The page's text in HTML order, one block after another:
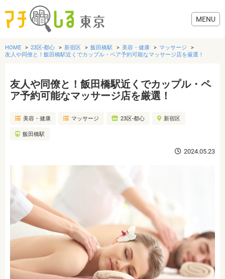
グルメ
美容・健康
生活
HOME 23区-都心 新宿区 飯田橋駅 美容・健康
マッサージ
友人や同僚と！飯田橋駅近くでカップル・ペア予約可能なマッサージ店を厳選！
友人や同僚と！飯田橋駅近くでカップル・ペ
ア予約可能なマッサージ店を厳選！
美容・健康 マッサージ 23区-都心 新宿区
飯田橋駅
2024.05.23